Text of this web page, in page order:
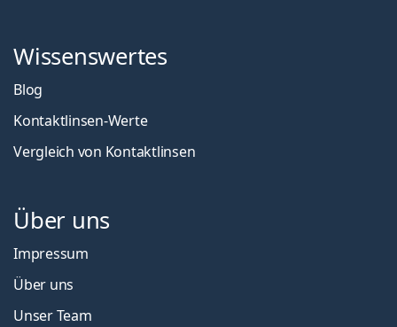
Wissenswertes
Blog
Kontaktlinsen-Werte
Vergleich von Kontaktlinsen
Über uns
Impressum
Über uns
Unser Team